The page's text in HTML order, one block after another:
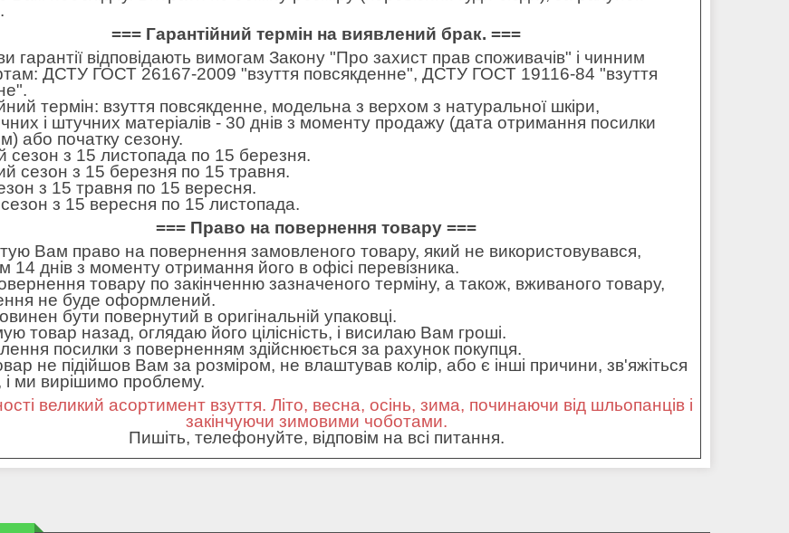
=== Гарантійний термін на виявлений брак. ===
гарантії відповідають вимогам Закону "Про захист прав споживачів" і чинним
ДСТУ ГОСТ 26167-2009 "взуття повсякденне", ДСТУ ГОСТ 19116-84 "взуття
термін: взуття повсякденне, модельна з верхом з натуральної шкіри,
і штучних матеріалів - 30 днів з моменту продажу (дата отримання посилки
або початку сезону.
сезон з 15 листопада по 15 березня.
сезон з 15 березня по 15 травня.
з 15 травня по 15 вересня.
сезон з 15 вересня по 15 листопада.
=== Право на повернення товару ===
Вам право на повернення замовленого товару, який не використовувався,
14 днів з моменту отримання його в офісі перевізника.
товару по закінченню зазначеного терміну, а також, вживаного товару,
не буде оформлений.
бути повернутий в оригінальній упаковці.
товар назад, оглядаю його цілісність, і висилаю Вам гроші.
посилки з поверненням здійснюється за рахунок покупця.
не підійшов Вам за розміром, не влаштував колір, або є інші причини, зв'яжіться
і ми вирішимо проблему.
великий асортимент взуття. Літо, весна, осінь, зима, починаючи від шльопанців і
закінчуючи зимовими чоботами.
Пишіть, телефонуйте, відповім на всі питання.